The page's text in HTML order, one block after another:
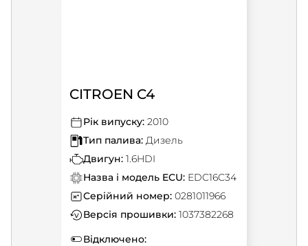
CITROEN C4
Рік випуску: 2010
Тип палива: Дизель
Двигун: 1.6HDI
Назва і модель ECU: EDC16C34
Серійний номер: 0281011966
Версія прошивки: 1037382268
Відключено: